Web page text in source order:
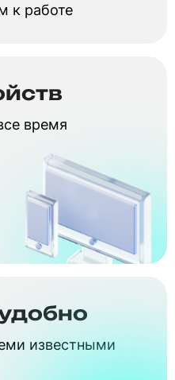
к работе
время
известными